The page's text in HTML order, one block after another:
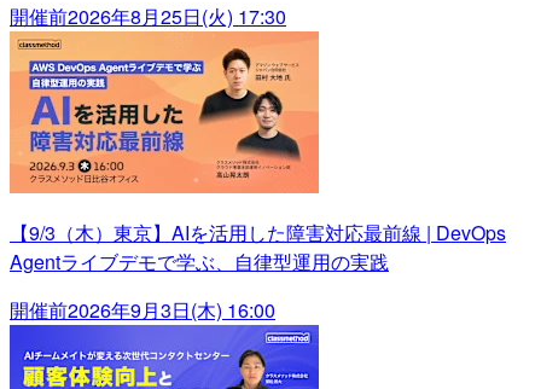
開催前2026年8月25日(火) 17:30
【9/3（木）東京】AIを活用した障害対応最前線 | DevOps
Agentライブデモで学ぶ、自律型運用の実践
開催前2026年9月3日(木) 16:00